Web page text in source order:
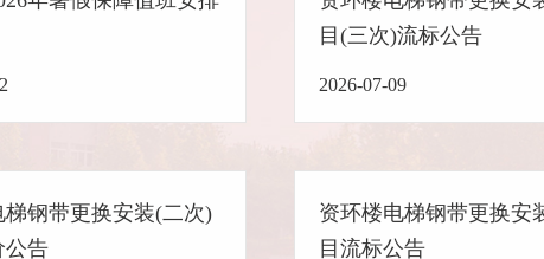
目(三次)流标公告
2026-07-09
梯钢带更换安装(二次)
公告
资环楼电梯钢带更换安
目流标公告